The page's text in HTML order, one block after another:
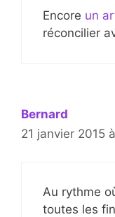
Encore un
réconcilier
Bernard
21 janvier 2015
Au rythme
toutes les